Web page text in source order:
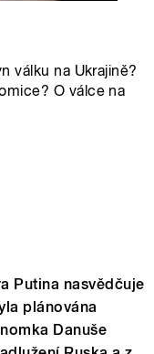
válku na Ukrajině?
O válce na
Putina nasvědčuje
plánována
Danuše